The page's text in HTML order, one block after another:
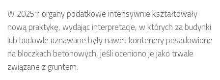
W 2025 r. organy podatkowe intensywnie kształtowały
nową praktykę, wydając interpretacje, w których za budynki
lub budowle uznawane były nawet kontenery posadowione
na bloczkach betonowych, jeśli oceniono je jako trwale
związane z gruntem.